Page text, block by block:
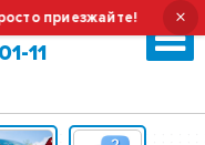
×
11